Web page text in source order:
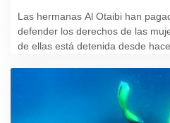
Las hermanas Al Otaibi han
defender los derechos de las
de ellas está detenida desde